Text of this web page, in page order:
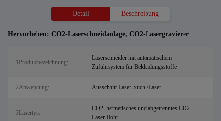
Detail Beschreibung
Hervorheben: CO2-Laserschneidanlage, CO2-Lasergravierer
1Produktbezeichnung:
Laserschneider mit automatischem
Zuführsystem für Bekleidungsstoffe
2Anwendung: Ausschnitt Laser-Stich-/Laser
3Lasertyp:
CO2, hermetisches und abgetrenntes CO2-
Laser-Rohr